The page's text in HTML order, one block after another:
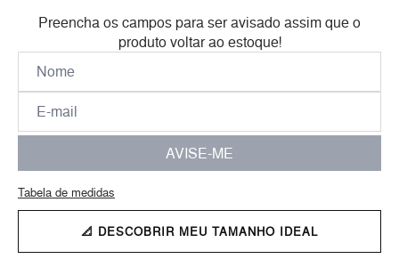
Preencha os campos para ser avisado assim que o
produto voltar ao estoque!
AVISE-ME
Tabela de medidas
📐 DESCOBRIR MEU TAMANHO IDEAL